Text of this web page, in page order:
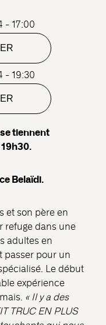
- 17:00
- 19:30
tiennent
Belaïdi.
et son père en
refuge dans une
adultes en
passer pour un
Le début
expérience
« Il y a des
TRUC EN PLUS